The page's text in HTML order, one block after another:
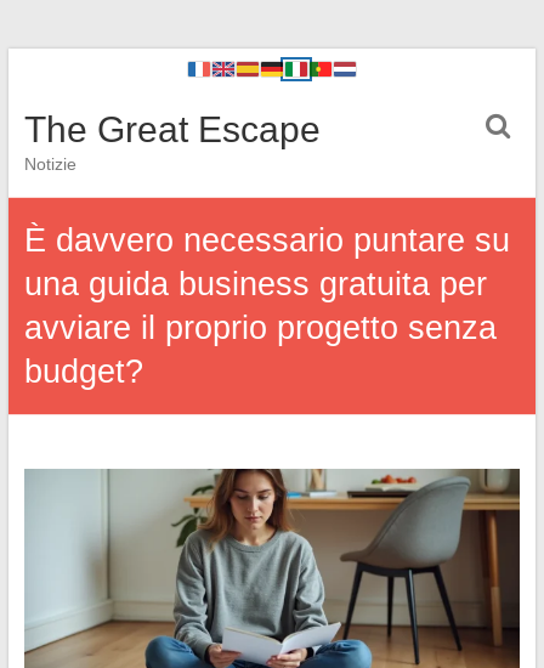
The Great Escape
Notizie
È davvero necessario puntare su
una guida business gratuita per
avviare il proprio progetto senza
budget?